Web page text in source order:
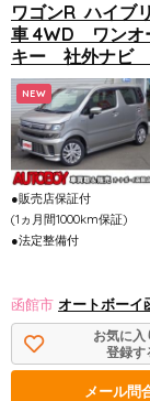
ワゴンR ハイブ
車 4WD ワンオ
キー 社外ナビ
NEW
●販売店保証付
(1ヵ月間1000km保証)
●法定整備付
函館市 オートボーイ
お気に入
登録す
メール問